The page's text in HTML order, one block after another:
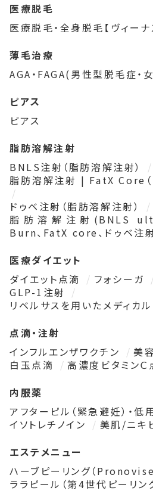
医療脱毛
医療脱毛・全身脱毛【ヴィーナ
薄毛治療
AGA・FAGA(男性型脱毛症・
ピアス
ピアス
脂肪溶解注射
BNLS注射（脂肪溶解注射）
脂肪溶解注射 | FatX Core（
ドゥベ注射（脂肪溶解注射）
脂肪溶解注射(BNLS
Burn、FatX core、ドゥベ注
医療ダイエット
ダイエット点滴
フォシーガ
GLP-1注射
リベルサスを用いたメディカ
点滴・注射
インフルエンザワクチン
美
白玉点滴
高濃度ビタミンＣ
内服薬
アフターピル（緊急避妊）・低
イソトレチノイン
美肌/ニキ
エステメニュー
ハーブピーリング（
ララピール（第4世代ピーリン